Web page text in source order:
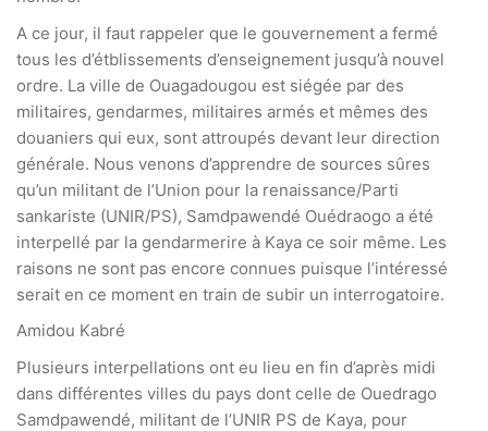
A ce jour, il faut rappeler que le gouvernement a fermé
tous les d’étblissements d’enseignement jusqu’à nouvel
ordre. La ville de Ouagadougou est siégée par des
militaires, gendarmes, militaires armés et mêmes des
douaniers qui eux, sont attroupés devant leur direction
générale. Nous venons d’apprendre de sources sûres
qu’un militant de l’Union pour la renaissance/Parti
sankariste (UNIR/PS), Samdpawendé Ouédraogo a été
interpellé par la gendarmerire à Kaya ce soir même. Les
raisons ne sont pas encore connues puisque l’intéressé
serait en ce moment en train de subir un interrogatoire.
Amidou Kabré
Plusieurs interpellations ont eu lieu en fin d’après midi
dans différentes villes du pays dont celle de Ouedrago
Samdpawendé, militant de l’UNIR PS de Kaya, pour